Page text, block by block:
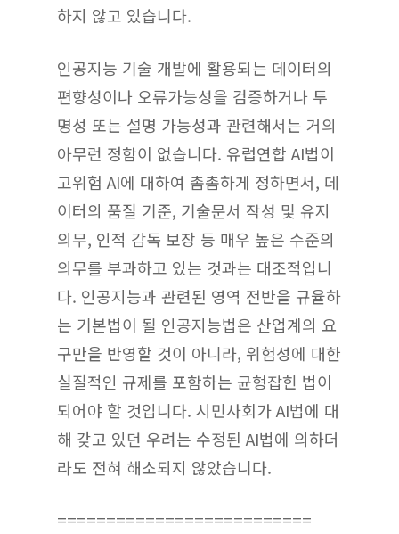
하지 않고 있습니다.
인공지능 기술 개발에 활용되는 데이터의
편향성이나 오류가능성을 검증하거나 투
명성 또는 설명 가능성과 관련해서는 거의
아무런 정함이 없습니다. 유럽연합 AI법이
고위험 AI에 대하여 촘촘하게 정하면서, 데
이터의 품질 기준, 기술문서 작성 및 유지
의무, 인적 감독 보장 등 매우 높은 수준의
의무를 부과하고 있는 것과는 대조적입니
다. 인공지능과 관련된 영역 전반을 규율하
는 기본법이 될 인공지능법은 산업계의 요
구만을 반영할 것이 아니라, 위험성에 대한
실질적인 규제를 포함하는 균형잡힌 법이
되어야 할 것입니다. 시민사회가 AI법에 대
해 갖고 있던 우려는 수정된 AI법에 의하더
라도 전혀 해소되지 않았습니다.
==========================